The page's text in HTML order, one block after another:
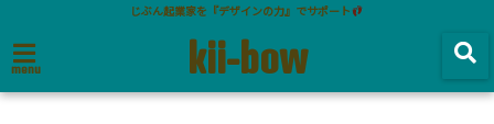
じぶん起業家を『デザインの力』でサポート
menu kii-bow